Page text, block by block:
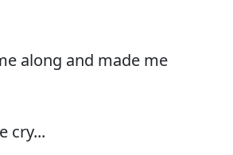
along and made me
cry...